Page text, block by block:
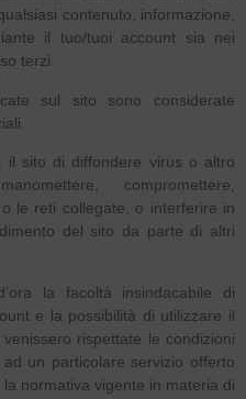
contenuto, informazione,
il tuo/tuoi account sia nei
terzi.
sul sito sono considerate
il sito di diffondere virus o altro
compromettere,
le reti collegate, o interferire in
del sito da parte di altri
la facoltà insindacabile di
e la possibilità di utilizzare il
rispettate le condizioni
un particolare servizio offerto
normativa vigente in materia di